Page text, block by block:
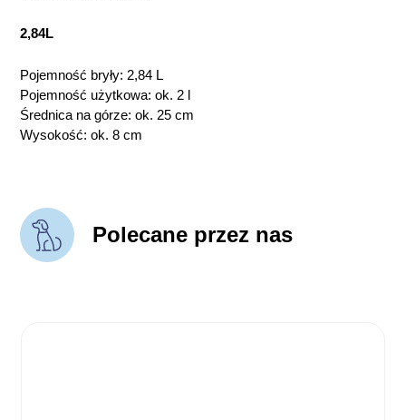
2,84L
Pojemność bryły: 2,84 L
Pojemność użytkowa: ok. 2 l
Średnica na górze: ok. 25 cm
Wysokość: ok. 8 cm
Polecane przez nas